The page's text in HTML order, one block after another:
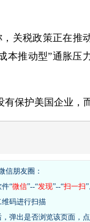
，关税政策正在
本推动型”通胀压
有保护美国企业，
信朋友圈：
“微信”--“发现”--“扫一扫”
码进行扫描
弹出是否浏览该页面，点